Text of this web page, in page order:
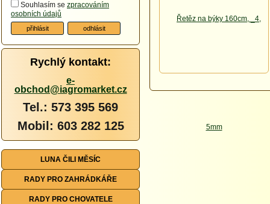
Souhlasím se zpracováním
osobních údajů
Rychlý kontakt:
e-
obchod@iagromarket.cz
Tel.: 573 395 569
Mobil: 603 282 125
LUNA ČILI MĚSÍC
RADY PRO ZAHRÁDKÁŘE
RADY PRO CHOVATELE